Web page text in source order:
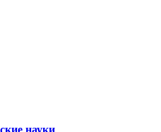
науки